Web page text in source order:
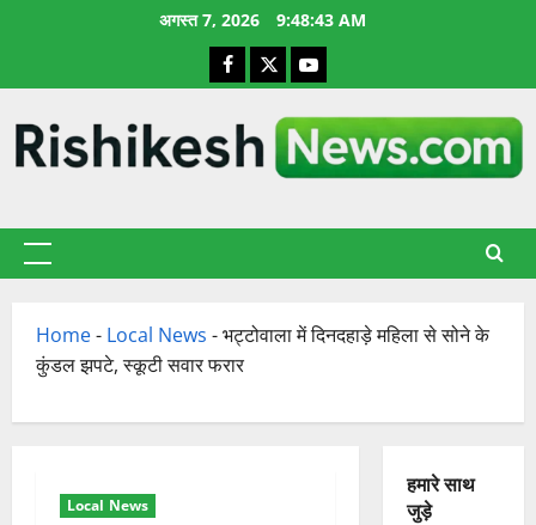
अगस्त 7, 2026 9:48:44 AM
Facebook
X YouTube
प्राथमिक
Home- Local News -भट्टोवाला में दिनदहाड़े महिला से सोने के
कुंडल झपटे, स्कूटी सवार फरार
Local News
हमारे साथ
जुड़े